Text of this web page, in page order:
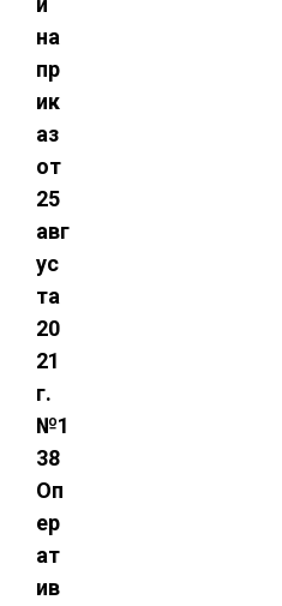
на
пр
ик
аз
от
25
авг
ус
та
20
21
г.
№1
38
Оп
ер
ат
ив